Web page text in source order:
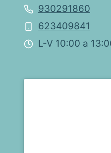
930291860
623409841
L-V 10:00 a